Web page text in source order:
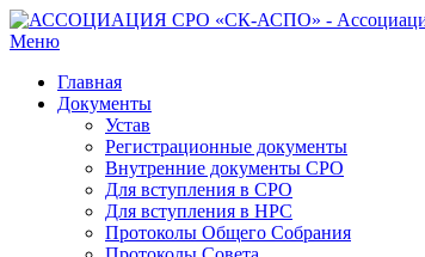
Меню
Главная
Документы
Устав
Регистрационные документы
Внутренние документы СРО
Для вступления в СРО
Для вступления в НРС
Протоколы Общего Собрания